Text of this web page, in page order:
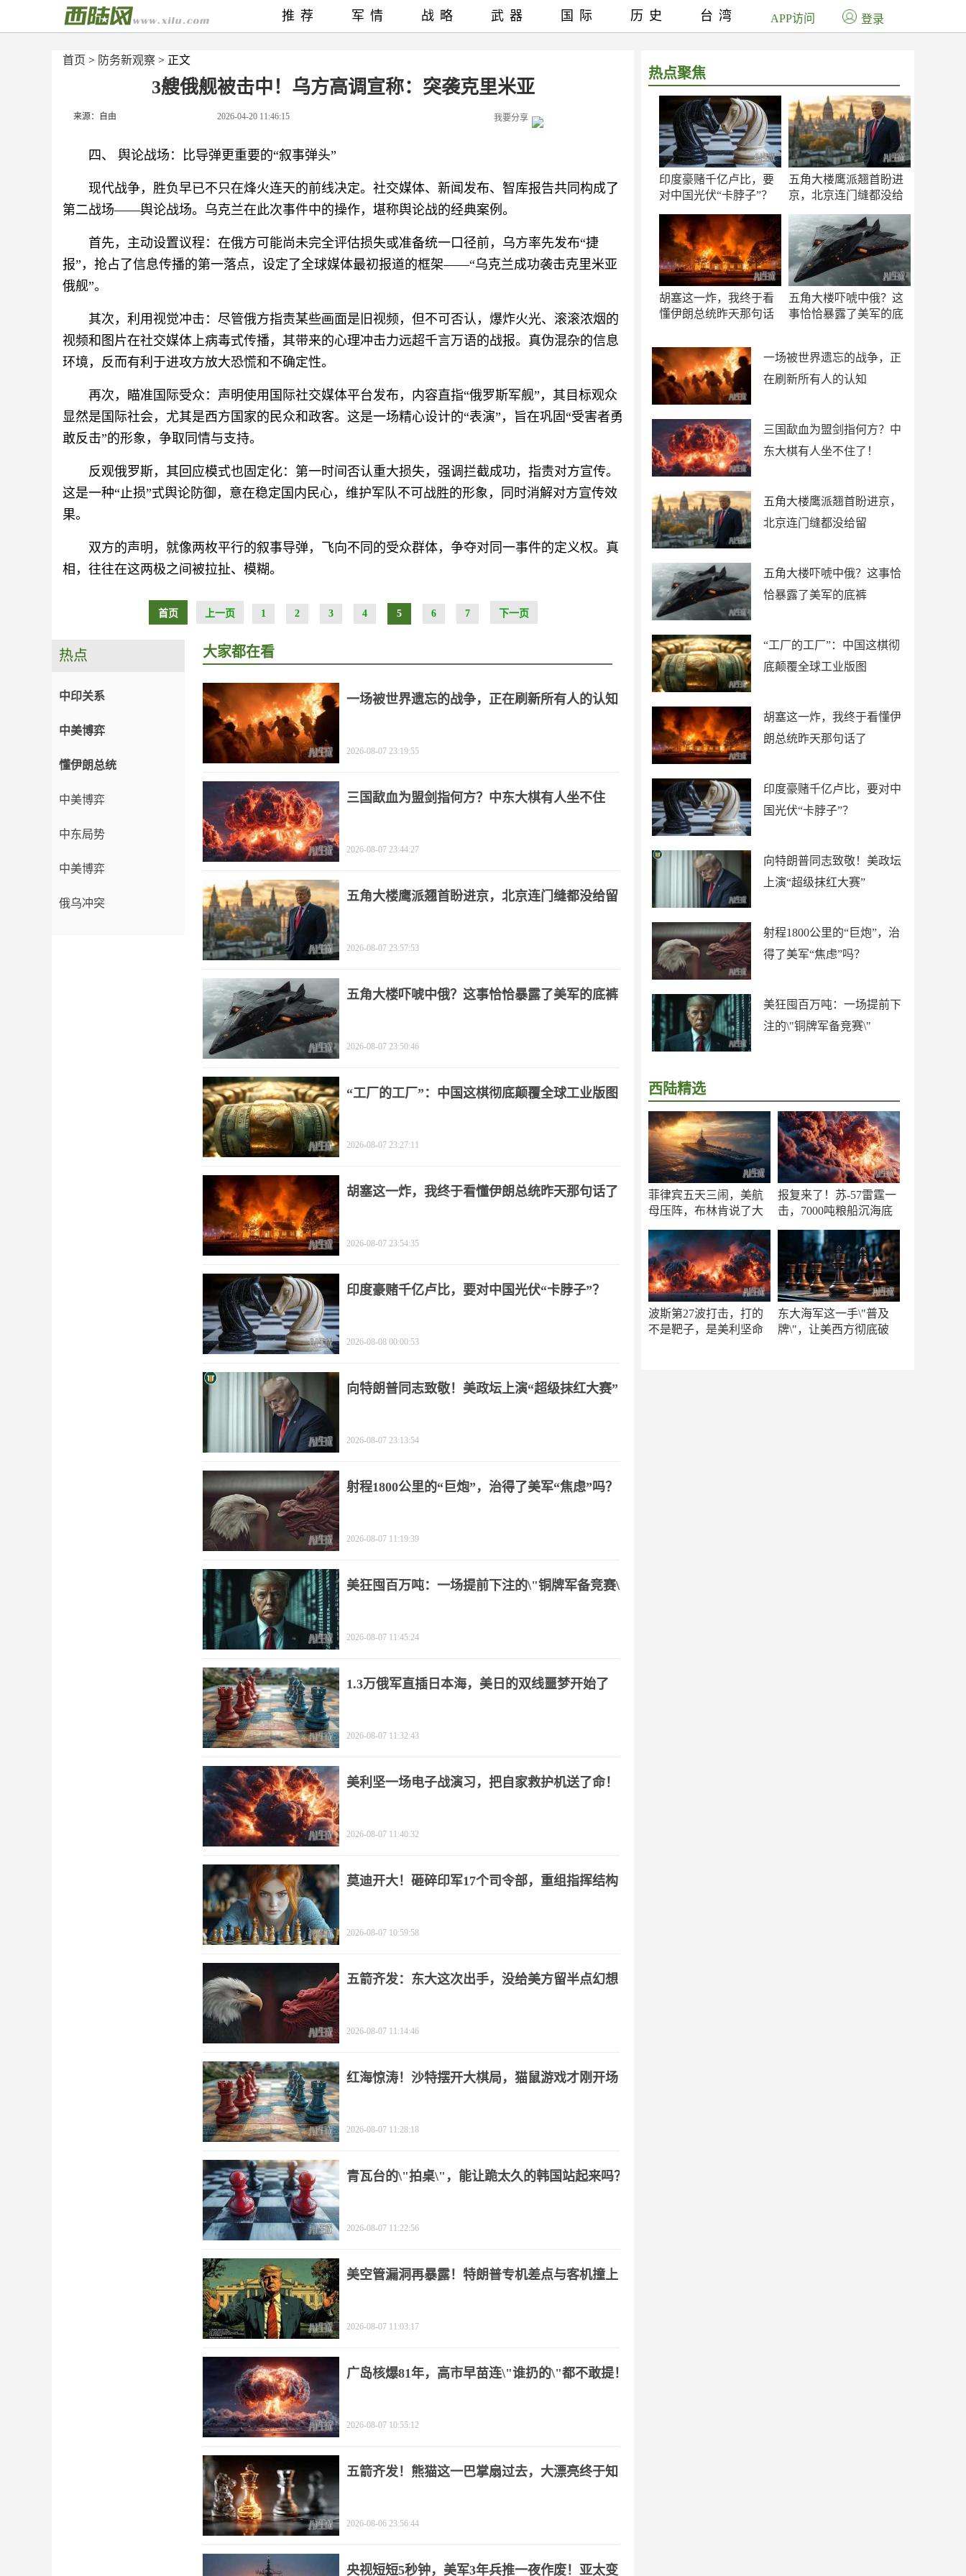
首页 > 防务新观察 > 正文
3艘俄舰被击中！乌方高调宣称：突袭克里米亚
来源：自由 2026-04-20 11:46:15 我要分享
四、 舆论战场：比导弹更重要的“叙事弹头”‍
现代战争，胜负早已不只在烽火连天的前线决定。社交媒体、新闻发布、智库报告共同构成了
第二战场——舆论战场。乌克兰在此次事件中的操作，堪称舆论战的经典案例。
首先，主动设置议程：在俄方可能尚未完全评估损失或准备统一口径前，乌方率先发布“捷
报”，抢占了信息传播的第一落点，设定了全球媒体最初报道的框架——“乌克兰成功袭击克里米亚
俄舰”。
其次，利用视觉冲击：尽管俄方指责某些画面是旧视频，但不可否认，爆炸火光、滚滚浓烟的
视频和图片在社交媒体上病毒式传播，其带来的心理冲击力远超千言万语的战报。真伪混杂的信息
环境，反而有利于进攻方放大恐慌和不确定性。
再次，瞄准国际受众：声明使用国际社交媒体平台发布，内容直指“俄罗斯军舰”，其目标观众
显然是国际社会，尤其是西方国家的民众和政客。这是一场精心设计的“表演”，旨在巩固“受害者勇
敢反击”的形象，争取同情与支持。
反观俄罗斯，其回应模式也固定化：第一时间否认重大损失，强调拦截成功，指责对方宣传。
这是一种“止损”式舆论防御，意在稳定国内民心，维护军队不可战胜的形象，同时消解对方宣传效
果。
双方的声明，就像两枚平行的叙事导弹，飞向不同的受众群体，争夺对同一事件的定义权。真
相，往往在这两极之间被拉扯、模糊。
首页 上一页 1 2 3 4 5 6 7 下一页
热点聚焦
印度豪赌千亿卢比，要
对中国光伏“卡脖子”？
五角大楼鹰派翘首盼进
京，北京连门缝都没给
胡塞这一炸，我终于看
懂伊朗总统昨天那句话
五角大楼吓唬中俄？这
事恰恰暴露了美军的底
一场被世界遗忘的战争，正
在刷新所有人的认知
三国歃血为盟剑指何方？中
东大棋有人坐不住了！
五角大楼鹰派翘首盼进京，
北京连门缝都没给留
五角大楼吓唬中俄？这事恰
恰暴露了美军的底裤
“工厂的工厂”：中国这棋彻
底颠覆全球工业版图
胡塞这一炸，我终于看懂伊
朗总统昨天那句话了
印度豪赌千亿卢比，要对中
国光伏“卡脖子”？
向特朗普同志致敬！美政坛
上演“超级抹红大赛”
射程1800公里的“巨炮”，治
得了美军“焦虑”吗？
美狂囤百万吨：一场提前下
注的\"铜牌军备竞赛\"
西陆精选
菲律宾五天三闹，美航
母压阵，布林肯说了大
报复来了！苏-57雷霆一
击，7000吨粮船沉海底
波斯第27波打击，打的
不是靶子，是美利坚命
东大海军这一手\"普及
牌\"，让美西方彻底破
推荐 军情 战略 武器 国际 历史 台湾 APP访问 登录
热点
中印关系
中美博弈
懂伊朗总统
中美博弈
中东局势
中美博弈
俄乌冲突
大家都在看
一场被世界遗忘的战争，正在刷新所有人的认知
2026-08-07 23:19:55
三国歃血为盟剑指何方？中东大棋有人坐不住
2026-08-07 23:44:27
五角大楼鹰派翘首盼进京，北京连门缝都没给留
2026-08-07 23:57:53
五角大楼吓唬中俄？这事恰恰暴露了美军的底裤
2026-08-07 23:50:46
“工厂的工厂”：中国这棋彻底颠覆全球工业版图
2026-08-07 23:27:11
胡塞这一炸，我终于看懂伊朗总统昨天那句话了
2026-08-07 23:54:35
印度豪赌千亿卢比，要对中国光伏“卡脖子”？
2026-08-08 00:00:53
向特朗普同志致敬！美政坛上演“超级抹红大赛”
2026-08-07 23:13:54
射程1800公里的“巨炮”，治得了美军“焦虑”吗？
2026-08-07 11:19:39
美狂囤百万吨：一场提前下注的\"铜牌军备竞赛\"
2026-08-07 11:45:24
1.3万俄军直插日本海，美日的双线噩梦开始了
2026-08-07 11:32:43
美利坚一场电子战演习，把自家救护机送了命！
2026-08-07 11:40:32
莫迪开大！砸碎印军17个司令部，重组指挥结构
2026-08-07 10:59:58
五箭齐发：东大这次出手，没给美方留半点幻想
2026-08-07 11:14:46
红海惊涛！沙特摆开大棋局，猫鼠游戏才刚开场
2026-08-07 11:28:18
青瓦台的\"拍桌\"，能让跪太久的韩国站起来吗？
2026-08-07 11:22:56
美空管漏洞再暴露！特朗普专机差点与客机撞上
2026-08-07 11:03:17
广岛核爆81年，高市早苗连\"谁扔的\"都不敢提！
2026-08-07 10:55:12
五箭齐发！熊猫这一巴掌扇过去，大漂亮终于知
2026-08-06 23:56:44
央视短短5秒钟，美军3年兵推一夜作废！亚太变